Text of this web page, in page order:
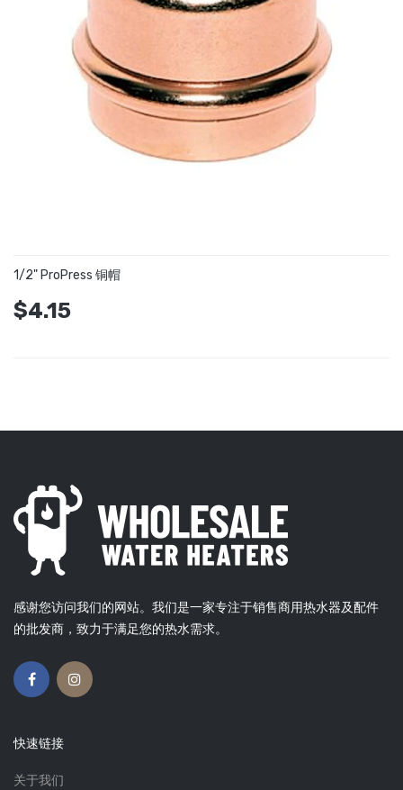
1/2" ProPress 铜帽
$4.15
感谢您访问我们的网站。我们是一家专注于销售商用热水器及配件
的批发商，致力于满足您的热水需求。
快速链接
关于我们